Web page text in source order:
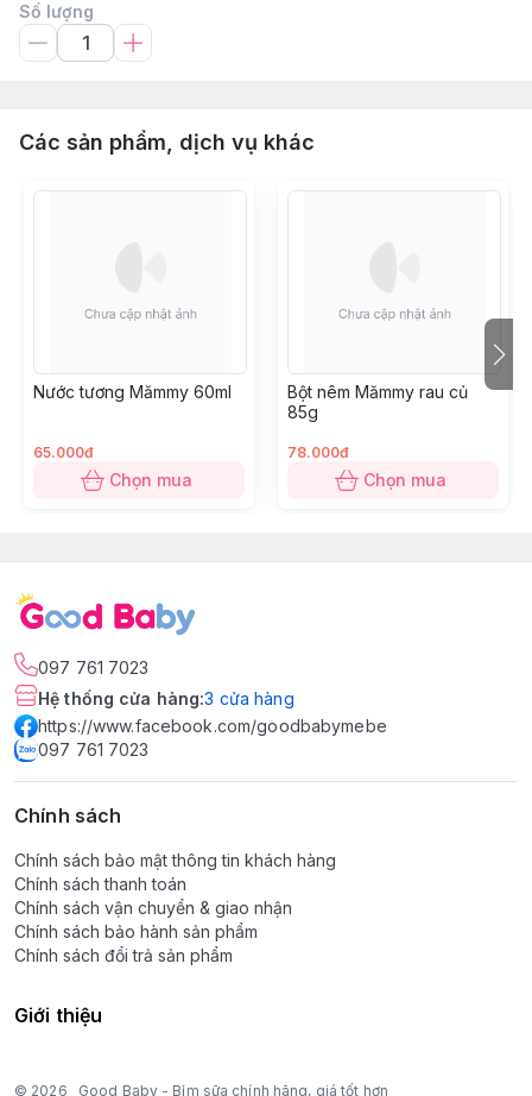
Số lượng
Các sản phẩm, dịch vụ khác
Nước tương Mămmy 60ml
65.000đ
Chọn mua
Bột nêm Mămmy rau củ
85g
78.000đ
Chọn mua
097 761 7023
Hệ thống cửa hàng:3 cửa hàng
https://www.facebook.com/goodbabymebe
097 761 7023
Chính sách
Chính sách bảo mật thông tin khách hàng
Chính sách thanh toán
Chính sách vận chuyển & giao nhận
Chính sách bảo hành sản phẩm
Chính sách đổi trả sản phẩm
Giới thiệu
© 2026 Good Baby - Bỉm sữa chính hãng, giá tốt hơn